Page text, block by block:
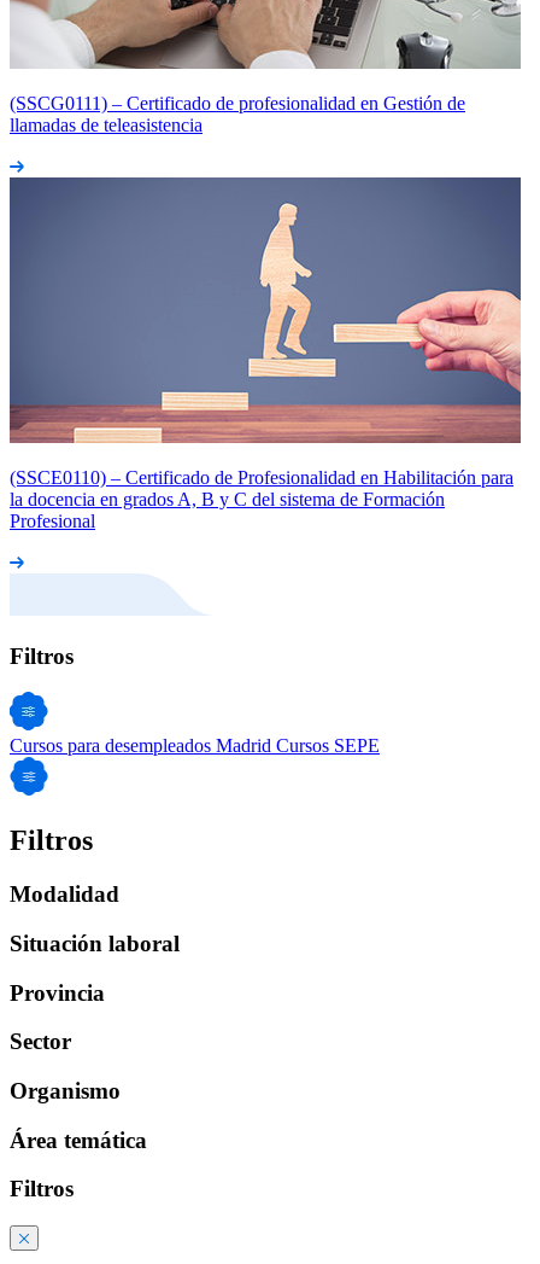
(SSCG0111) – Certificado de profesionalidad en Gestión de
llamadas de teleasistencia
(SSCE0110) – Certificado de Profesionalidad en Habilitación para
la docencia en grados A, B y C del sistema de Formación
Profesional
Filtros
Cursos para desempleados Madrid Cursos SEPE
Filtros
Modalidad
Situación laboral
Provincia
Sector
Organismo
Área temática
Filtros